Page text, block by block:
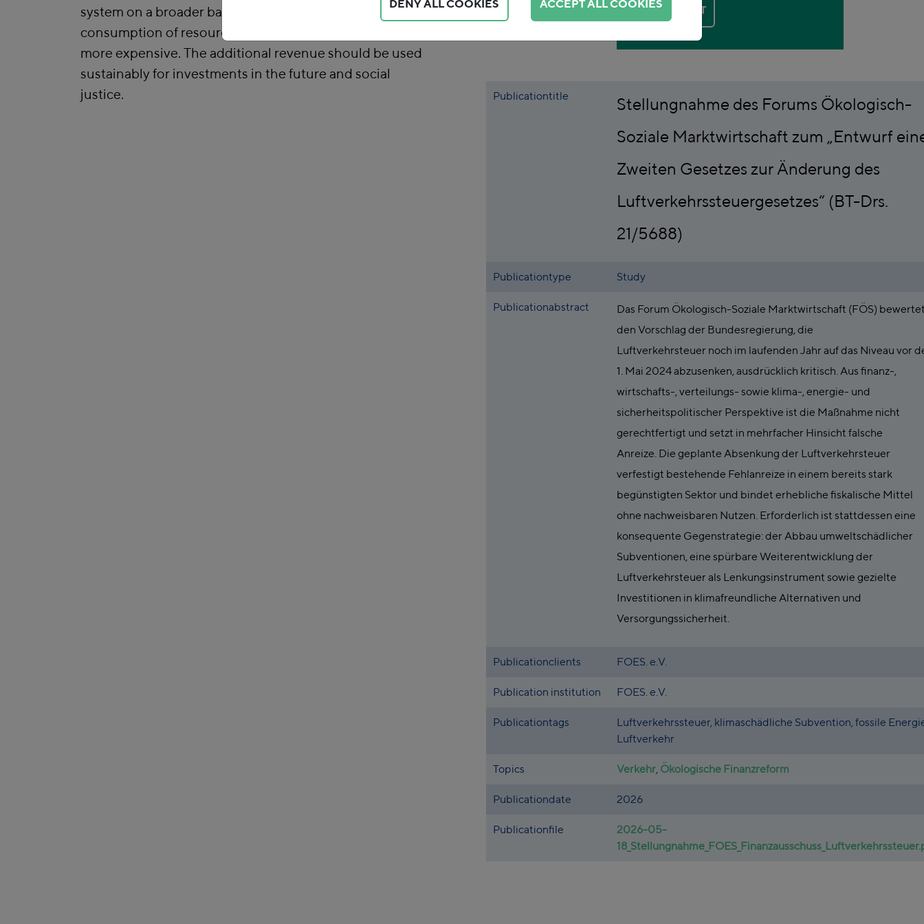
system on a broader basis and by making the
consumption of resources and the burden on the climate
more expensive. The additional revenue should be used
sustainably for investments in the future and social
justice.
KONTAKT
Publicationtitle
Stellungnahme des Forums Ökologisch-
Soziale Marktwirtschaft zum „Entwurf
Zweiten Gesetzes zur Änderung des
Luftverkehrssteuergesetzes“ (BT-Drs.
21/5688)
Publicationtype Study
Publicationabstract
Das Forum Ökologisch-Soziale Marktwirtschaft (FÖS)
den Vorschlag der Bundesregierung, die
Luftverkehrsteuer noch im laufenden Jahr auf das Niveau vor
1. Mai 2024 abzusenken, ausdrücklich kritisch. Aus finanz-,
wirtschafts-, verteilungs- sowie klima-, energie- und
sicherheitspolitischer Perspektive ist die Maßnahme nicht
gerechtfertigt und setzt in mehrfacher Hinsicht falsche
Anreize. Die geplante Absenkung der Luftverkehrsteuer
verfestigt bestehende Fehlanreize in einem bereits stark
begünstigten Sektor und bindet erhebliche fiskalische Mittel
ohne nachweisbaren Nutzen. Erforderlich ist stattdessen eine
konsequente Gegenstrategie: der Abbau umweltschädlicher
Subventionen, eine spürbare Weiterentwicklung der
Luftverkehrsteuer als Lenkungsinstrument sowie gezielte
Investitionen in klimafreundliche Alternativen und
Versorgungssicherheit.
Publicationclients FOES. e.V.
Publication institution FOES. e.V.
Publicationtags
Luftverkehrssteuer, klimaschädliche Subvention, fossile
Luftverkehr
Topics Verkehr, Ökologische Finanzreform
Publicationdate 2026
Publicationfile
2026-05-
DENY ALL COOKIES ACCEPT ALL COOKIES